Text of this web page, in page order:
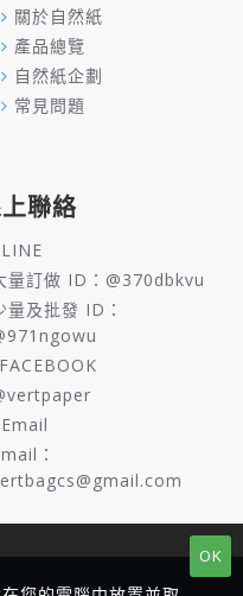
關於自然紙
產品總覽
自然紙企劃
常見問題
聯絡
LINE
量訂做 ID：@370dbkvu
量及批發 ID：
FACEBOOK
Email
：
OK